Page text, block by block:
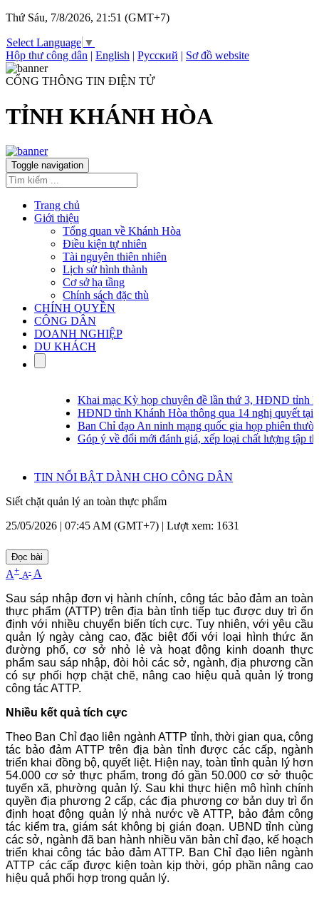
Thứ Sáu, 7/8/2026, 21:51 (GMT+7)
Select Language ▼
Hộp thư công dân | English | Русский | Sơ đồ website
CỔNG THÔNG TIN ĐIỆN TỬ
TỈNH KHÁNH HÒA
Toggle navigation
Trang chủ
Giới thiệu
Tổng quan về Khánh Hòa
Điều kiện tự nhiên
Tài nguyên thiên nhiên
Lịch sử hình thành
Cơ sở hạ tầng
Chính sách đặc thù
CHÍNH QUYỀN
CÔNG DÂN
DOANH NGHIỆP
DU KHÁCH
Khai mạc Kỳ họp chuyên đề lần thứ 3, HĐND tỉnh
HĐND tỉnh Khánh Hòa thông qua 14 nghị quyết tại
Ban Chỉ đạo An ninh mạng quốc gia họp phiên
Góp ý về đổi mới đánh giá, xếp loại chất lượng tập
TIN NỔI BẬT DÀNH CHO CÔNG DÂN
Siết chặt quản lý an toàn thực phẩm
25/05/2026 | 07:45 AM (GMT+7) | Lượt xem: 1631
Đọc bài
A+ A- A
Sau sáp nhập đơn vị hành chính, công tác bảo đảm an toàn
thực phẩm (ATTP) trên địa bàn tỉnh tiếp tục được duy trì ổn
định với nhiều chuyển biến tích cực. Tuy nhiên, với yêu cầu
quản lý ngày càng cao, đặc biệt đối với loại hình thức ăn
đường phố, cơ sở nhỏ lẻ và hoạt động kinh doanh thực
phẩm sau sáp nhập, đòi hỏi các sở, ngành, địa phương cần
có sự phối hợp chặt chẽ, nâng cao hiệu quả quản lý trong
công tác ATTP.
Nhiều kết quả tích cực
Theo Ban Chỉ đạo liên ngành ATTP tỉnh, thời gian qua, công
tác bảo đảm ATTP trên địa bàn tỉnh được các cấp, ngành
triển khai đồng bộ, quyết liệt. Hiện nay, toàn tỉnh quản lý hơn
54.000 cơ sở thực phẩm, trong đó gần 50.000 cơ sở thuộc
tuyến xã, phường quản lý. Sau khi thực hiện mô hình chính
quyền địa phương 2 cấp, các địa phương cơ bản duy trì ổn
định hoạt động quản lý nhà nước về ATTP, bảo đảm công
tác kiểm tra, giám sát không bị gián đoạn. UBND tỉnh cùng
các sở, ngành đã ban hành nhiều văn bản chỉ đạo, kế hoạch
triển khai công tác bảo đảm ATTP. Ban Chỉ đạo liên ngành
ATTP các cấp được kiện toàn kịp thời, góp phần nâng cao
hiệu quả phối hợp trong quản lý.